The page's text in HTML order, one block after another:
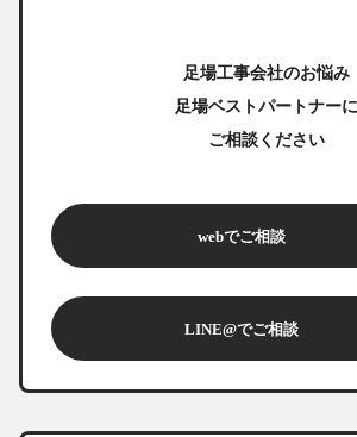
足場工事会社のお悩み
足場ベストパートナーに
ご相談ください
webでご相談
LINE@でご相談